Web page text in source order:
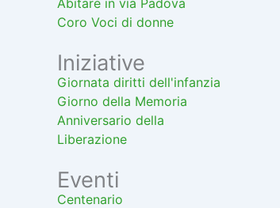
Abitare in via Padova
Coro Voci di donne
Iniziative
Giornata diritti dell'infanzia
Giorno della Memoria
Anniversario della
Liberazione
Eventi
Centenario